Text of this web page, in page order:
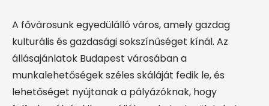
A fővárosunk egyedülálló város, amely gazdag
kulturális és gazdasági sokszínűséget kínál. Az
állásajánlatok Budapest városában a
munkalehetőségek széles skáláját fedik le, és
lehetőséget nyújtanak a pályázóknak, hogy